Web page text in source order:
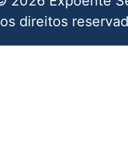
direitos